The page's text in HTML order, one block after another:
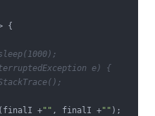
{
e) {
+
"" , finalI +"" );